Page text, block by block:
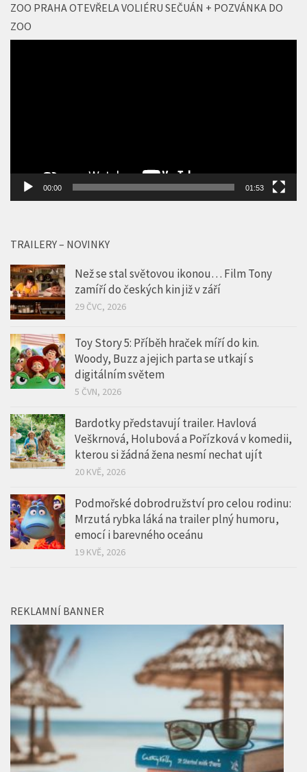
ZOO PRAHA OTEVŘELA VOLIÉRU SEČUÁN + POZVÁNKA DO
ZOO
00:00 01:53
TRAILERY – NOVINKY
Než se stal světovou ikonou… Film Tony
zamíří do českých kin již v září
29 ČVC, 2026
Toy Story 5: Příběh hraček míří do kin.
Woody, Buzz a jejich parta se utkají s
digitálním světem
5 ČVN, 2026
Bardotky představují trailer. Havlová
Veškrnová, Holubová a Pořízková v komedii,
kterou si žádná žena nesmí nechat ujít
20 KVĚ, 2026
Podmořské dobrodružství pro celou rodinu:
Mrzutá rybka láká na trailer plný humoru,
emocí i barevného oceánu
19 KVĚ, 2026
REKLAMNÍ BANNER